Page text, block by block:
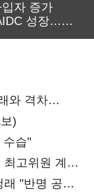
입자 증가
성장…
와 격차
)
수습"
고위원 계파
"반명 공세